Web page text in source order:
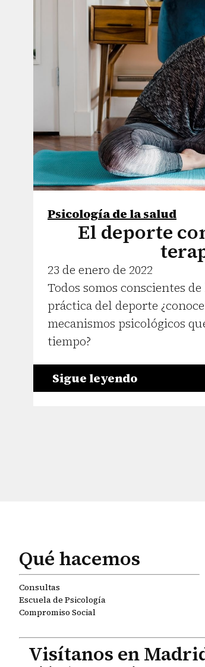
Psicología de la salud
El deporte
23 de enero de 2022
Todos somos conscientes
práctica del deporte
mecanismos psicológicos
tiempo?
Sigue leyendo
Qué hacemos
Consultas
Escuela de Psicología
Compromiso Social
Visítanos en